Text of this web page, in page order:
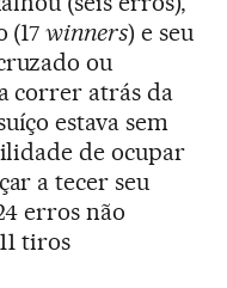
(17winners) e seu
ou
correr atrás da
estava sem
de ocupar
a tecer seu
erros não
tiros